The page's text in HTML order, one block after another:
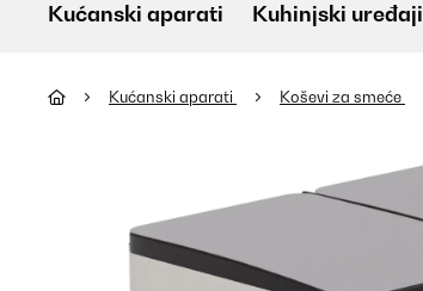
Kućanski aparati Kuhinjski uređaji
Kućanski aparati Koševi za smeće